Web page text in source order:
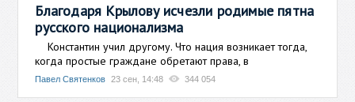
Благодаря Крылову исчезли родимые пятна
русского национализма
Константин учил другому. Что нация возникает тогда,
когда простые граждане обретают права, в
Павел Святенков 23 сен, 14:48 344 054